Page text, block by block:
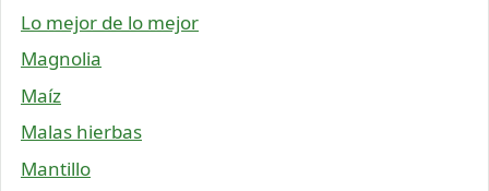
Lo mejor de lo mejor
Magnolia
Maíz
Malas hierbas
Mantillo